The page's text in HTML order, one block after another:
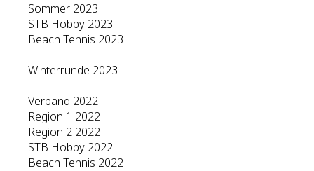
Sommer 2023
STB Hobby 2023
Beach Tennis 2023
Winterrunde 2023
Verband 2022
Region 1 2022
Region 2 2022
STB Hobby 2022
Beach Tennis 2022